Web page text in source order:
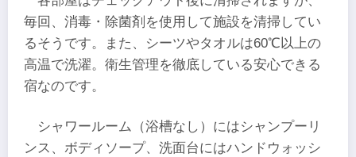
毎回、消毒・除菌剤を使用して施設を清掃してい
るそうです。また、シーツやタオルは60℃以上の
高温で洗濯。衛生管理を徹底している安心できる
宿なのです。
シャワールーム（浴槽なし）にはシャンプーリ
ンス、ボディソープ、洗面台にはハンドウォッシ